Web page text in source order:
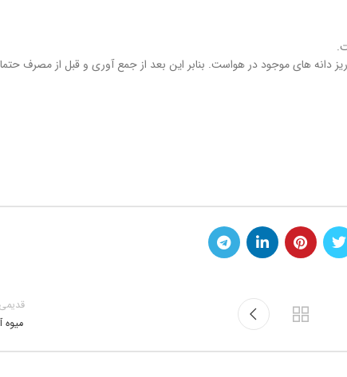
دانه های موجود در هواست. بنابر این بعد از جمع آوری و قبل از مصرف
میوه